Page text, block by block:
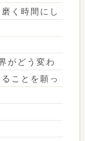
く時間にし
がどう変わ
ことを願っ